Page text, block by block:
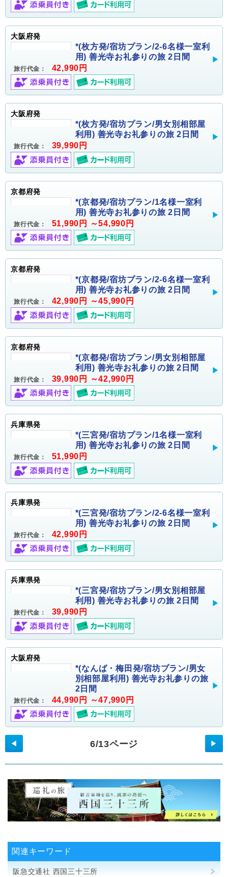
大阪府発
*(枚方発/宿坊プラン/2-6名様一室利
用) 善光寺お礼参りの旅 2日間
旅行代金： 42,990円
大阪府発
*(枚方発/宿坊プラン/男女別相部屋
利用) 善光寺お礼参りの旅 2日間
旅行代金： 39,990円
京都府発
*(京都発/宿坊プラン/1名様一室利
用) 善光寺お礼参りの旅 2日間
旅行代金： 51,990円 ～54,990円
京都府発
*(京都発/宿坊プラン/2-6名様一室利
用) 善光寺お礼参りの旅 2日間
旅行代金： 42,990円 ～45,990円
京都府発
*(京都発/宿坊プラン/男女別相部屋
利用) 善光寺お礼参りの旅 2日間
旅行代金： 39,990円 ～42,990円
兵庫県発
*(三宮発/宿坊プラン/1名様一室利
用) 善光寺お礼参りの旅 2日間
旅行代金： 51,990円
兵庫県発
*(三宮発/宿坊プラン/2-6名様一室利
用) 善光寺お礼参りの旅 2日間
旅行代金： 42,990円
兵庫県発
*(三宮発/宿坊プラン/男女別相部屋
利用) 善光寺お礼参りの旅 2日間
旅行代金： 39,990円
大阪府発
*(なんば・梅田発/宿坊プラン/男女
別相部屋利用) 善光寺お礼参りの旅
2日間
旅行代金： 44,990円 ～47,990円
6/13ページ
◀ ▶
関連キーワード
阪急交通社 西国三十三所